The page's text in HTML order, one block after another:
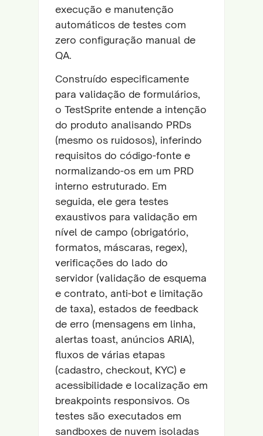
execução e manutenção
automáticos de testes com
zero configuração manual de
QA.
Construído especificamente
para validação de formulários,
o TestSprite entende a intenção
do produto analisando PRDs
(mesmo os ruidosos), inferindo
requisitos do código-fonte e
normalizando-os em um PRD
interno estruturado. Em
seguida, ele gera testes
exaustivos para validação em
nível de campo (obrigatório,
formatos, máscaras, regex),
verificações do lado do
servidor (validação de esquema
e contrato, anti-bot e limitação
de taxa), estados de feedback
de erro (mensagens em linha,
alertas toast, anúncios ARIA),
fluxos de várias etapas
(cadastro, checkout, KYC) e
acessibilidade e localização em
breakpoints responsivos. Os
testes são executados em
sandboxes de nuvem isoladas